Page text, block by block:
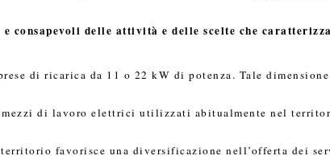
consapevoli delle attività e delle scelte che
di ricarica da 11 o 22 kW di potenza. Tale
di lavoro elettrici utilizzati abitualmente nel
favorisce una diversificazione nell’offerta dei